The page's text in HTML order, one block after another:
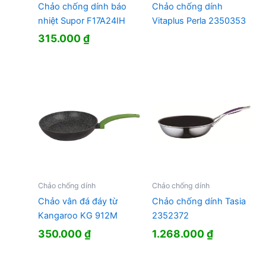
Chảo chống dính báo
nhiệt Supor F17A24IH
315.000₫
Chảo chống dính
Vitaplus Perla 2350353
Chảo chống dính
Chảo vân đá đáy từ
Kangaroo KG 912M
350.000₫
Chảo chống dính
Chảo chống dính Tasia
2352372
1.268.000₫